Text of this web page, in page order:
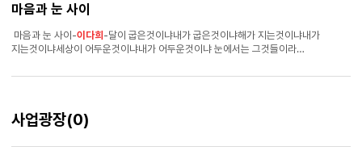
마음과 눈 사이
마음과 눈 사이-이다희-달이 굽은것이냐내가 굽은것이냐해가 지는것이냐내가
지는것이냐세상이 어두운것이냐내가 어두운것이냐 눈에서는 그것들이라
지거라어두워라 어두워라 그렇게 어두워라 다시는 펴지 못할테지다시는 떠오르지
사업광장(0)